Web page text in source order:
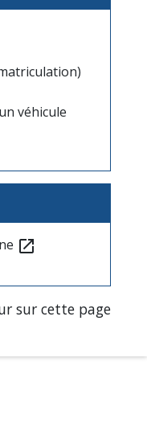
véhicule
open_in_new
sur cette page